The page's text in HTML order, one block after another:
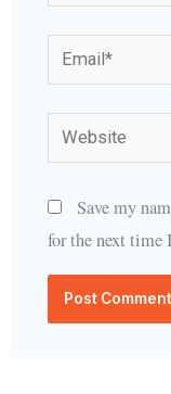
Email*
Website
Save my
for the next time